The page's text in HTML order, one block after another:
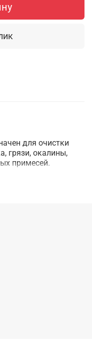
для очистки
грязи, окалины,
примесей.
структура
+72 градуса.
по воде в 3-4 раза,